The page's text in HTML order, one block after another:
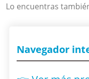
Lo encuentras
Navegador